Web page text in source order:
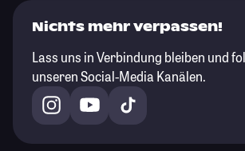
Nichts mehr verpassen!
Lass uns in Verbindung bleiben und
unseren Social-Media Kanälen.